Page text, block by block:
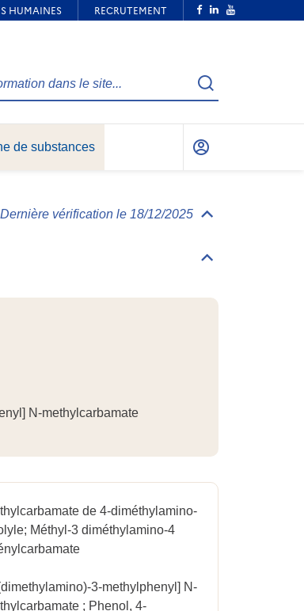
Recherche
de substances
Mon
Dernière vérification le 18/12/2025
Déplier/replier
Déplier/replier
N-methylcarbamate
de 4-diméthylamino-
Méthyl-3 diméthylamino-4
3-methylphenyl] N-
; Phenol, 4-